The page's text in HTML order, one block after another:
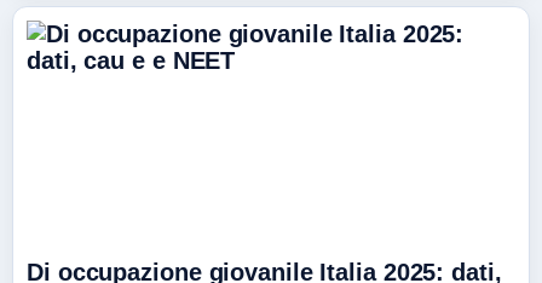
Di occupazione giovanile Italia 2025: dati,